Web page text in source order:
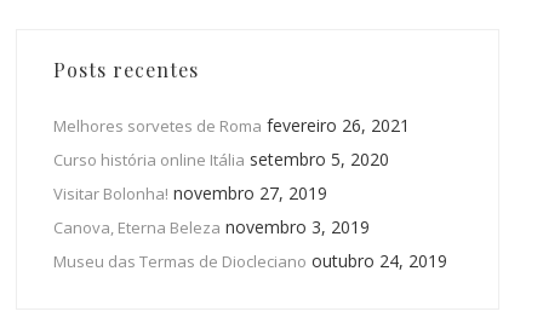
Posts recentes
Melhores sorvetes de Roma fevereiro 26, 2021
Curso história online Itália setembro 5, 2020
Visitar Bolonha! novembro 27, 2019
Canova, Eterna Beleza novembro 3, 2019
Museu das Termas de Diocleciano outubro 24, 2019